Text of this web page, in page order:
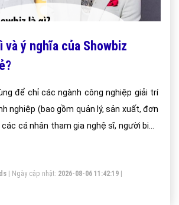
và ý nghĩa của Showbiz
để chỉ các ngành công nghiệp giải trí
nghiệp (bao gồm quản lý, sản xuất, đơn
cá nhân tham gia nghệ sĩ, người biểu
| Ngày cập nhật: 2026-08-06 11:42:19